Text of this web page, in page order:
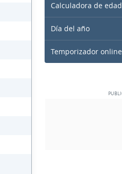
Calculadora de edad
Día del año
Temporizador online